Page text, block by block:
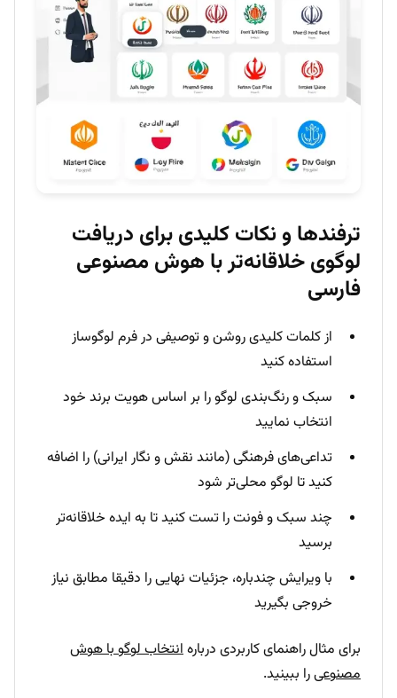
ترفندها و نکات کلیدی برای دریافت
لوگوی خلاقانه‌تر با هوش مصنوعی
فارسی
از کلمات کلیدی روشن و توصیفی در فرم لوگوساز
استفاده کنید
سبک و رنگ‌بندی لوگو را بر اساس هویت برند خود
انتخاب نمایید
تداعی‌های فرهنگی (مانند نقش و نگار ایرانی) را اضافه
کنید تا لوگو محلی‌تر شود
چند سبک و فونت را تست کنید تا به ایده خلاقانه‌تر
برسید
با ویرایش چندباره، جزئیات نهایی را دقیقا مطابق نیاز
خروجی بگیرید
برای مثال راهنمای کاربردی دربارهانتخاب لوگو با هوش
مصنوعیرا ببینید.